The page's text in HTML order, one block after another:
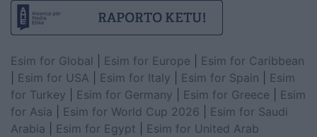
Esim for Global Esim for Europe
Esim for Caribbean
Esim for USA Esim for Italy Esim for Spain
Esim
for Turkey
Esim for Germany Esim for Greece
Esim
for Asia
Esim for World Cup 2026
Esim for Saudi
Arabia
Esim for Egypt
Esim for United Arab